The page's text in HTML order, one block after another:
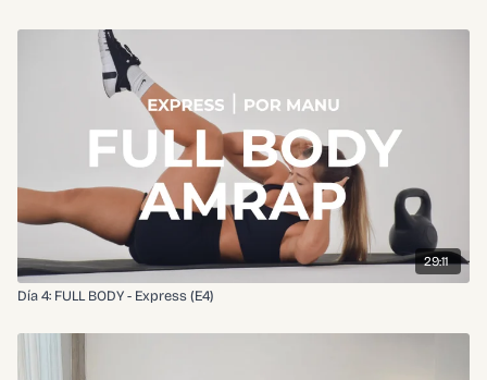
29:11
Día 4: FULL BODY - Express (E4)